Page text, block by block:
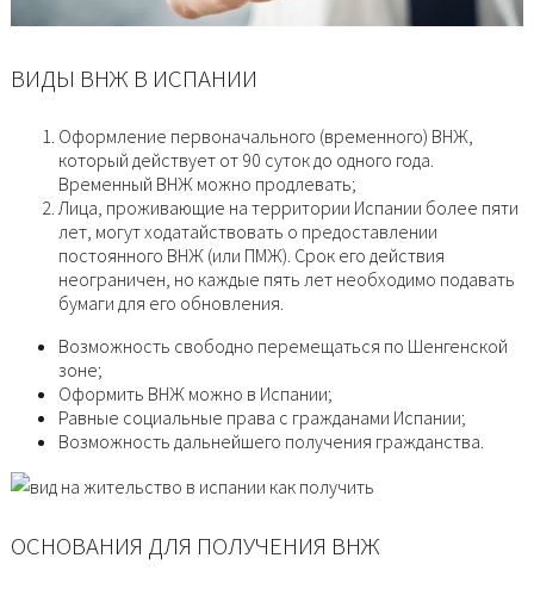
ВИДЫ ВНЖ В ИСПАНИИ
Оформление первоначального (временного) ВНЖ,
который действует от 90 суток до одного года.
Временный ВНЖ можно продлевать;
Лица, проживающие на территории Испании более пяти
лет, могут ходатайствовать о предоставлении
постоянного ВНЖ (или ПМЖ). Срок его действия
неограничен, но каждые пять лет необходимо подавать
бумаги для его обновления.
Возможность свободно перемещаться по Шенгенской
зоне;
Оформить ВНЖ можно в Испании;
Равные социальные права с гражданами Испании;
Возможность дальнейшего получения гражданства.
ОСНОВАНИЯ ДЛЯ ПОЛУЧЕНИЯ ВНЖ